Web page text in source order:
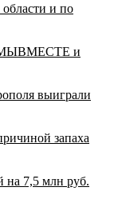
области и по
#МЫВМЕСТЕ и
выиграли
запаха
на 7,5 млн руб.